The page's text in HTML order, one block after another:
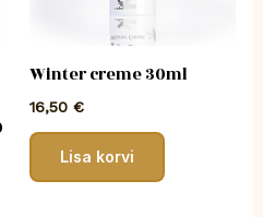
Winter creme 30ml
16,50 €
Lisa korvi